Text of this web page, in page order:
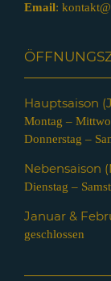
Email:
Hauptsaison
Montag –
Donnerstag –
Nebensaison
Dienstag –
Januar &
geschlossen